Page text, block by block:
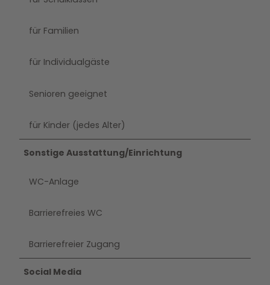
für Familien
für Individualgäste
Senioren geeignet
für Kinder (jedes Alter)
Sonstige Ausstattung/Einrichtung
WC-Anlage
Barrierefreies WC
Barrierefreier Zugang
Social Media